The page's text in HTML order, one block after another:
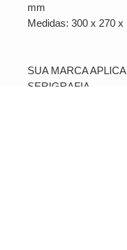
mm
Medidas: 300 x 270 x
SUA MARCA
SERIGRAFIA